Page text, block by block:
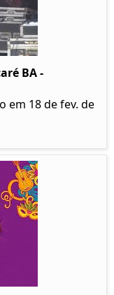
BA -
em 18 de fev. de